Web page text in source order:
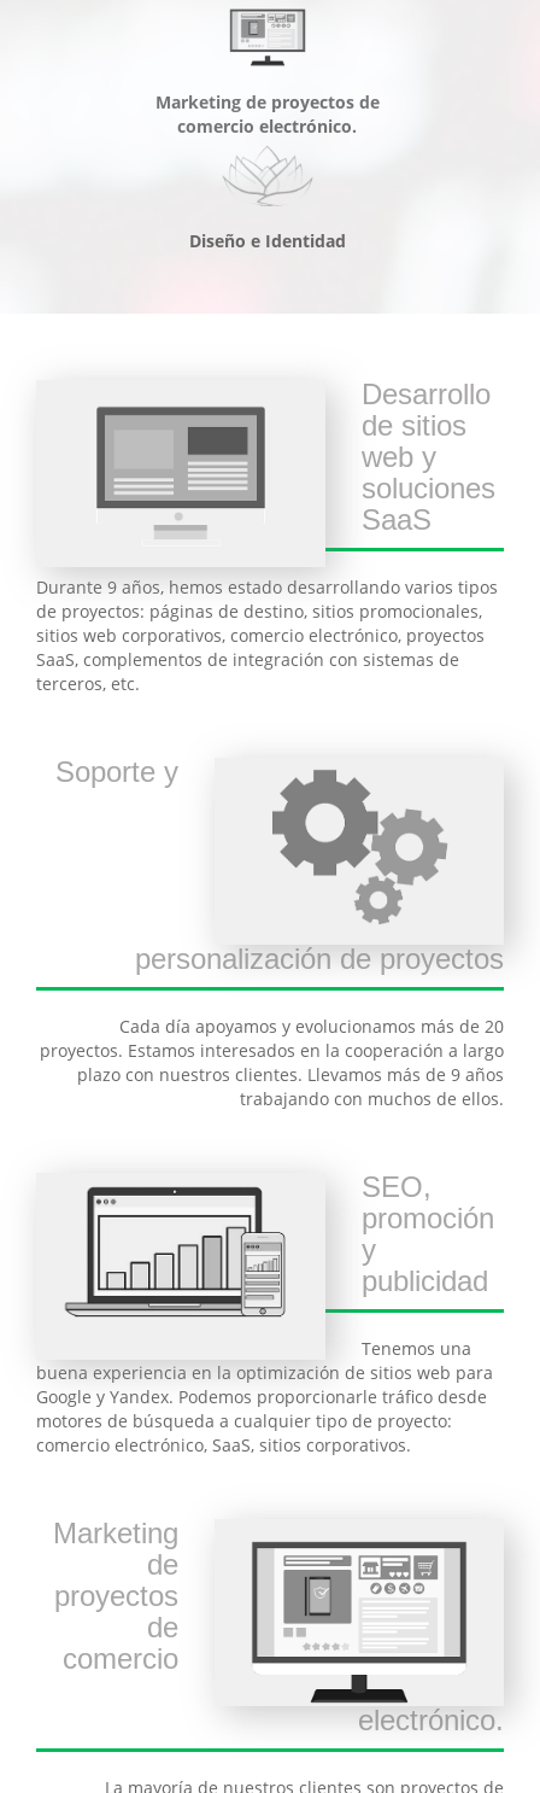
Marketing de proyectos de
comercio electrónico.
Diseño e Identidad
Desarrollo
de sitios
web y
soluciones
SaaS
Durante 9 años, hemos estado desarrollando varios tipos
de proyectos: páginas de destino, sitios promocionales,
sitios web corporativos, comercio electrónico, proyectos
SaaS, complementos de integración con sistemas de
terceros, etc.
Soporte y
personalización de proyectos
Cada día apoyamos y evolucionamos más de 20
proyectos. Estamos interesados en la cooperación a largo
plazo con nuestros clientes. Llevamos más de 9 años
trabajando con muchos de ellos.
SEO,
promoción
y
publicidad
Tenemos una
buena experiencia en la optimización de sitios web para
Google y Yandex. Podemos proporcionarle tráfico desde
motores de búsqueda a cualquier tipo de proyecto:
comercio electrónico, SaaS, sitios corporativos.
Marketing
de
proyectos
de
comercio
electrónico.
La mayoría de nuestros clientes son proyectos de